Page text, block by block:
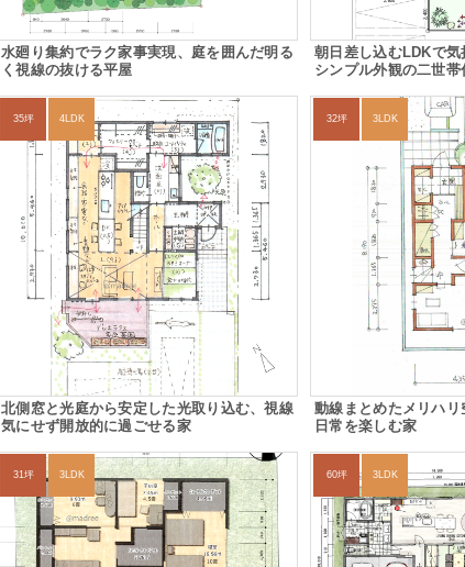
水廻り集約でラク家事実現、庭を囲んだ明る
く視線の抜ける平屋
朝日差し込むLDKで気
シンプル外観の二世帯
35坪 4LDK
北側窓と光庭から安定した光取り込む、視線
気にせず開放的に過ごせる家
32坪 3LDK
動線まとめたメリハ
日常を楽しむ家
31坪 3LDK 60坪 3LDK